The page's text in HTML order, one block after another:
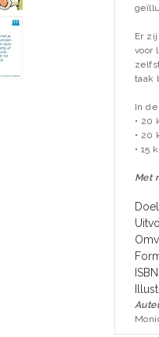
Er
voor
taak
In
• 20
• 20
• 15
Met
ISBN